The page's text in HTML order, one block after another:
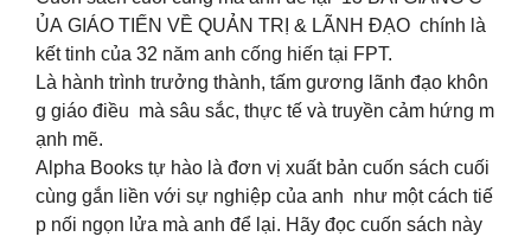
ỦA GIÁO TIẾN VỀ QUẢN TRỊ & LÃNH ĐẠO chính là
kết tinh của 32 năm anh cống hiến tại FPT.
Là hành trình trưởng thành, tấm gương lãnh đạo khôn
g giáo điều mà sâu sắc, thực tế và truyền cảm hứng m
ạnh mẽ.
Alpha Books tự hào là đơn vị xuất bản cuốn sách cuối
cùng gắn liền với sự nghiệp của anh như một cách tiế
p nối ngọn lửa mà anh để lại. Hãy đọc cuốn sách này